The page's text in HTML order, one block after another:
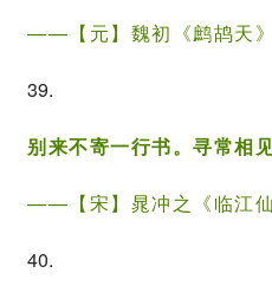
——【元】 魏初 《鹧鸪天》
39.
别来不寄一行书。寻常相
——【宋】 晁冲之 《临江
40.